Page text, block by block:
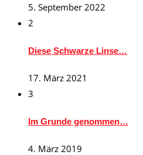
5. September 2022
2
Diese Schwarze Linse…
17. März 2021
3
Im Grunde genommen…
4. März 2019